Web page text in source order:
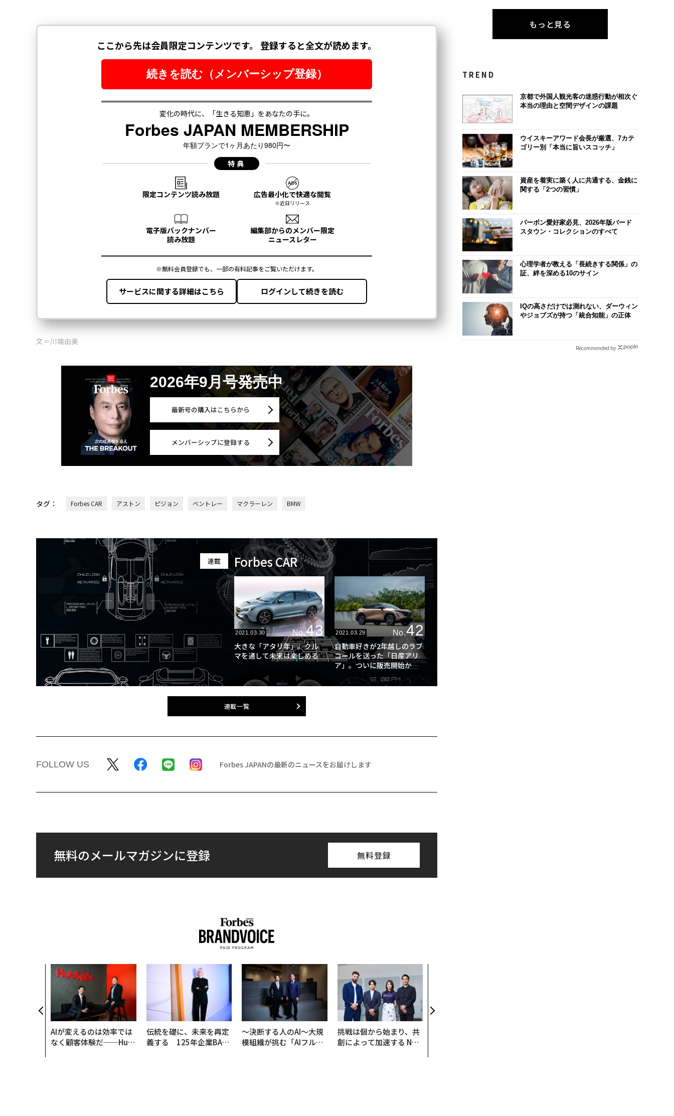
文＝川端由美
2026年9月号発売中
最新号の購入はこちらから
メンバーシップに登録する
タグ： Forbes CAR アストン ピジョン ベントレー マクラーレン BMW
連載 Forbes CAR
2021.03.30 No.43
大きな「アタリ年」。クル
マを通して未来は楽しめる
2021.03.29 No.42
自動車好きが2年越しのラブ
コールを送った「日産アリ
ア」。ついに販売開始か
連載一覧
FOLLOW US Forbes JAPANの最新のニュースをお届けします
無料のメールマガジンに登録 無料登録
AIが変えるのは効率では
なく顧客体験だ──Hub
伝統を礎に、未来を再定
義する 125年企業BAT
〜決断する人のAI〜大規
模組織が挑む「AIフル実
挑戦は個から始まり、共
創によって加速する NOR
る、AIを超える人の価値
もっと見る
TREND
京都で外国人観光客の迷惑行動が相次ぐ
本当の理由と空間デザインの課題
ウイスキーアワード会長が厳選、7カテ
ゴリー別「本当に旨いスコッチ」
資産を着実に築く人に共通する、金銭に
関する「2つの習慣」
バーボン愛好家必見、2026年版バード
スタウン・コレクションのすべて
心理学者が教える「長続きする関係」の
証、絆を深める10のサイン
IQの高さだけでは測れない、ダーウィン
やジョブズが持つ「統合知能」の正体
Recommended by